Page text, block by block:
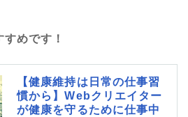
めです！
【健康維持は日常の仕事習
慣から】Webクリエイター
が健康を守るために仕事中